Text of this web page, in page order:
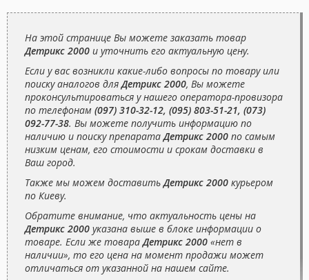
На этой странице Вы можете заказать товар
Детрикс 2000 и уточнить его актуальную цену.
Если у вас возникли какие-либо вопросы по товару или
поиску аналогов дляДетрикс 2000, Вы можете
проконсультироваться у нашего оператора-провизора
по телефонам (097) 310-32-12, (095) 803-51-21, (073)
092-77-38. Вы можете получить информацию по
наличию и поиску препаратаДетрикс 2000 по самым
низким ценам, его стоимости и срокам доставки в
Ваш город.
Также мы можем доставитьДетрикс 2000 курьером
по Киеву.
Обратите внимание, что актуальность цены на
Детрикс 2000 указана выше в блоке информации о
товаре. Если же товараДетрикс 2000 «нет в
наличии», то его цена на момент продажи может
отличаться от указанной на нашем сайте.